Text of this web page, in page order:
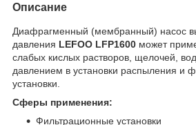
Описание
Диафрагменный (мембранный) насос
давления LEFOO LFP1600 может
слабых кислых растворов, щелочей,
давлением в установки распыления и
установки.
Сферы применения:
Фильтрационные установки